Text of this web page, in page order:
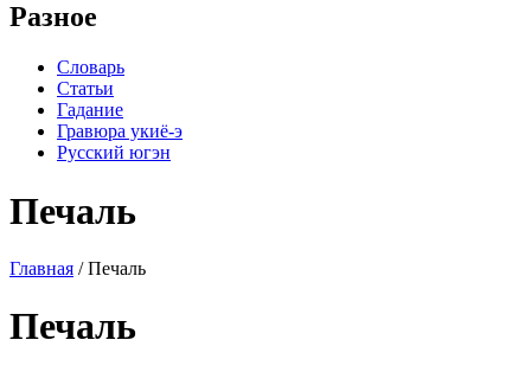
Разное
Словарь
Статьи
Гадание
Гравюра укиё-э
Русский югэн
Печаль
Главная / Печаль
Печаль